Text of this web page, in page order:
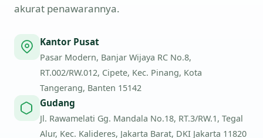
akurat penawarannya.
Kantor Pusat
Pasar Modern, Banjar Wijaya RC No.8,
RT.002/RW.012, Cipete, Kec. Pinang, Kota
Tangerang, Banten 15142
Gudang
Jl. Rawamelati Gg. Mandala No.18, RT.3/RW.1, Tegal
Alur, Kec. Kalideres, Jakarta Barat, DKI Jakarta 11820